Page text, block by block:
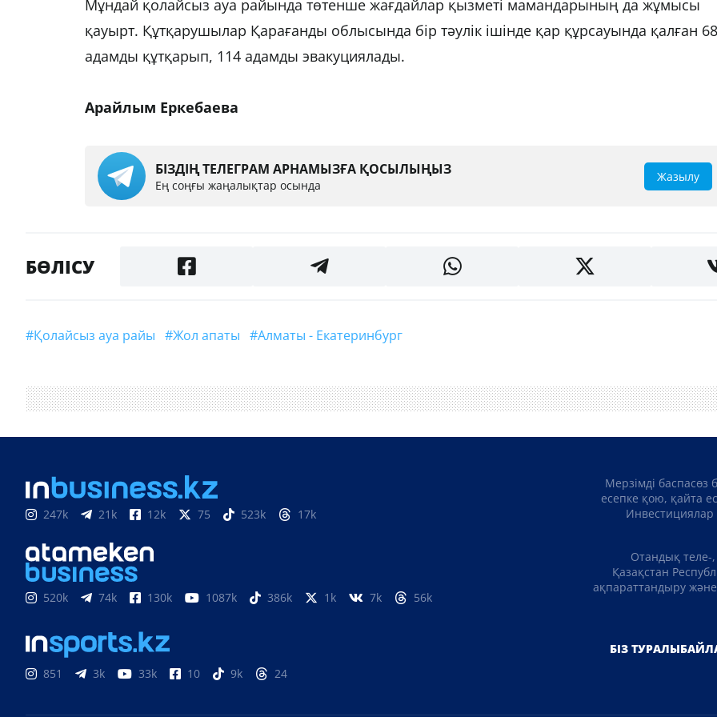
Мұндай қолайсыз ауа райында төтенше жағдайлар қызметі мамандарының да жұмысы
қауырт. Құтқарушылар Қарағанды облысында бір тәулік ішінде қар құрсауында қалған 68
адамды құтқарып, 114 адамды эвакуциялады.
Арайлым Еркебаева
БІЗДІҢ ТЕЛЕГРАМ АРНАМЫЗҒА ҚОСЫЛЫҢЫЗ
Ең соңғы жаңалықтар осында
Жазылу
БӨЛІСУ
#қолайсыз ауа райы #жол апаты #Алматы - Екатеринбург
247k 21k 12k 75 523k 17k
520k 74k 130k 1087k 386k 1k 7k 56k
851 3k 33k 10 9k 24
Мерзімді баспасөз
есепке қою, қайта
Инвестициялар
Отандық теле-
Қазақстан
ақпараттандыру
БІЗ ТУРАЛЫ